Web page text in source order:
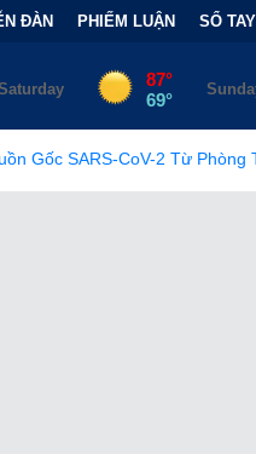
ĐÀN PHIẾM LUẬN SỔ TAY
Phòng Thí Nghiệm •